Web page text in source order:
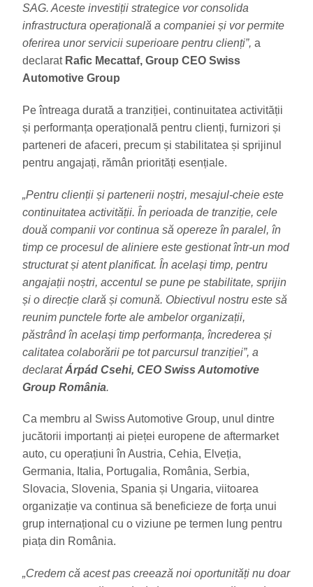
SAG. Aceste investiții strategice vor consolida
infrastructura operațională a companiei și vor permite
oferirea unor servicii superioare pentru clienți”, a
declarat Rafic Mecattaf, Group CEO Swiss
Automotive Group
Pe întreaga durată a tranziției, continuitatea activității
și performanța operațională pentru clienți, furnizori și
parteneri de afaceri, precum și stabilitatea și sprijinul
pentru angajați, rămân priorități esențiale.
„Pentru clienții și partenerii noștri, mesajul-cheie este
continuitatea activității. În perioada de tranziție, cele
două companii vor continua să opereze în paralel, în
timp ce procesul de aliniere este gestionat într-un mod
structurat și atent planificat. În același timp, pentru
angajații noștri, accentul se pune pe stabilitate, sprijin
și o direcție clară și comună. Obiectivul nostru este să
reunim punctele forte ale ambelor organizații,
păstrând în același timp performanța, încrederea și
calitatea colaborării pe tot parcursul tranziției”, a
declaratÁrpád Csehi, CEO Swiss Automotive
Group România.
Ca membru al Swiss Automotive Group, unul dintre
jucătorii importanți ai pieței europene de aftermarket
auto, cu operațiuni în Austria, Cehia, Elveția,
Germania, Italia, Portugalia, România, Serbia,
Slovacia, Slovenia, Spania și Ungaria, viitoarea
organizație va continua să beneficieze de forța unui
grup internațional cu o viziune pe termen lung pentru
piața din România.
„Credem că acest pas creează noi oportunități nu doar